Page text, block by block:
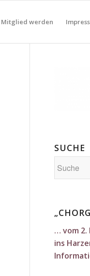
Mitglied werden
SUCHE
… vom 2.
ins